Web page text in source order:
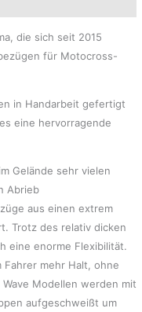
die sich seit 2015
für Motocross-
in Handarbeit gefertigt
eine hervorragende
Gelände sehr vielen
Abrieb
aus einen extrem
Trotz des relativ dicken
eine enorme Flexibilität.
mehr Halt, ohne
Modellen werden mit
aufgeschweißt um